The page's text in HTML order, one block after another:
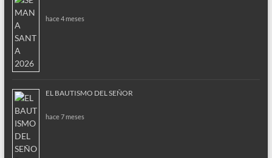
hace 4 meses
EL BAUTISMO DEL SEÑOR
hace 7 meses